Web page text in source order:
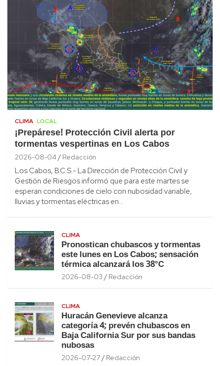
CLIMA LOCAL
¡Prepárese! Protección Civil alerta por
tormentas vespertinas en Los Cabos
2026-08-04 Redacción
Los Cabos, B.C.S.- La Dirección de Protección Civil y
Gestión de Riesgos informó que para este martes se
esperan condiciones de cielo con nubosidad variable,
lluvias y tormentas eléctricas en…
CLIMA
Pronostican chubascos y tormentas
este lunes en Los Cabos; sensación
térmica alcanzará los 38°C
2026-08-03 Redacción
CLIMA
Huracán Genevieve alcanza
categoría 4; prevén chubascos en
Baja California Sur por sus bandas
nubosas
2026-07-27 Redacción